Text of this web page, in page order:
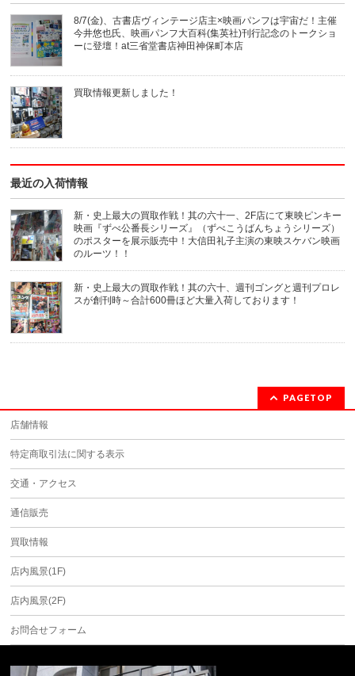
達
へ
メ
ー
ル
で
送
信
(新
し
い
ウ
ィ
ン
ド
ウ
開
き
ま
す)
刷
(新
し
い
ウ
ィ
ン
ド
ウ
で
開
き
ま
す)
8/7(金)、古書店ヴィンテージ店主×映画パンフは宇宙だ！主催
今井悠也氏、映画パンフ大百科(集英社)刊行記念のトークショ
ーに登壇！at三省堂書店神田神保町本店
買取情報更新しました！
最近の入荷情報
新・史上最大の買取作戦！其の六十一、2F店にて東映ピンキー
映画『ずべ公番長シリーズ』（ずべこうばんちょうシリーズ）
のポスターを展示販売中！大信田礼子主演の東映スケバン映画
のルーツ！！
新・史上最大の買取作戦！其の六十、週刊ゴングと週刊プロレ
スが創刊時～合計600冊ほど大量入荷しております！
PAGETOP
店舗情報
特定商取引法に関する表示
交通・アクセス
通信販売
買取情報
店内風景(1F)
店内風景(2F)
お問合せフォーム